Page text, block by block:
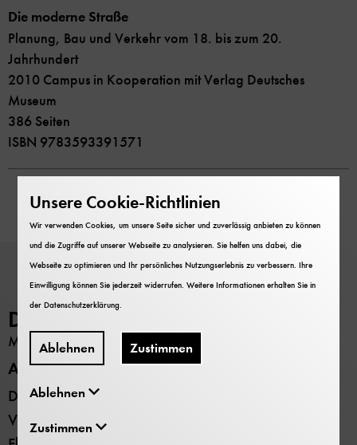
Die moderne Straße
Planung, Bau und Verkehr vom 18. bis zum 20.
Jahrhundert
2010 Campus in Kooperation mit Verlag Deutsches
Museum
386 Seiten
ISBN 9783593391571
Deutsches Museum
MUSEUM
Alle Standorte
Deutsches Museum - Museumsinsel
Verkehrszentrum
Unsere Cookie-Richtlinien
Wir verwenden Cookies, um unsere Seite sicher und zuverlässig anbieten zu können
und die Zugriffe auf unserer Webseite zu analysieren. Sie helfen uns dabei, die
Webseite zu optimieren und Ihr persönliches Nutzungserlebnis zu verbessern. Ihre
Einwilligung können Sie jederzeit widerrufen. Weitere Informationen erhalten Sie in
derDatenschutzerklärung
Ablehnen Zustimmen
Ablehnen
Zustimmen